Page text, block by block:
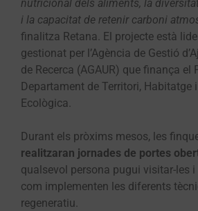
nutricional dels aliments, la
i la capacitat de retenir carboni
finalitza Retana. El projecte està
gestionat per l’Agència de Gestió
de Recerca (AGAUR) que finança el
Departament de Territori, Habitatge
Ecològica.
Durant els pròxims mesos, les
realitzaran jornades de portes
qualsevol persona pugui visitar-les
com implementen les diferents
regeneratiu.